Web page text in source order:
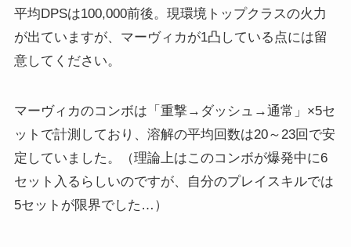
平均DPSは100,000前後。現環境トップクラスの火力
が出ていますが、マーヴィカが1凸している点には留
意してください。
マーヴィカのコンボは「重撃→ダッシュ→通常」×5セ
ットで計測しており、溶解の平均回数は20～23回で安
定していました。（理論上はこのコンボが爆発中に6
セット入るらしいのですが、自分のプレイスキルでは
5セットが限界でした…）